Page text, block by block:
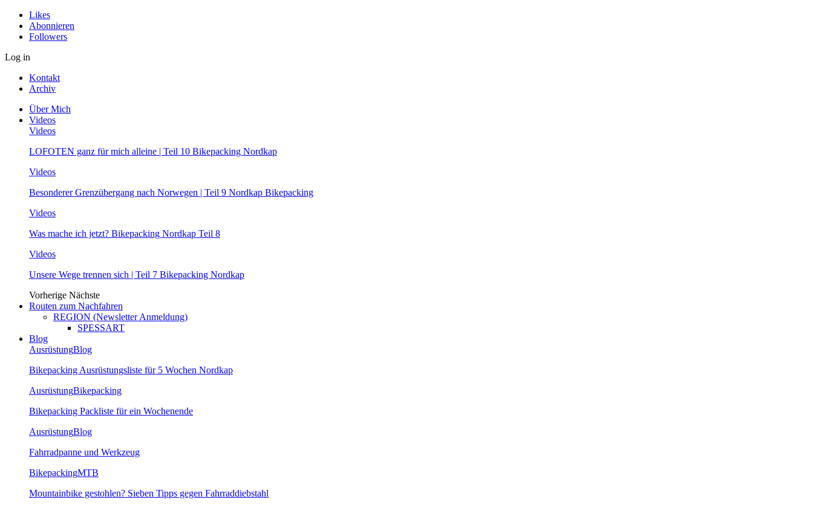
Likes
Abonnieren
Followers
Log in
Kontakt
Archiv
Über Mich
Videos
Videos
LOFOTEN ganz für mich alleine | Teil 10 Bikepacking Nordkap
Videos
Besonderer Grenzübergang nach Norwegen | Teil 9 Nordkap Bikepacking
Videos
Was mache ich jetzt? Bikepacking Nordkap Teil 8
Videos
Unsere Wege trennen sich | Teil 7 Bikepacking Nordkap
Vorherige Nächste
Routen zum Nachfahren
REGION (Newsletter Anmeldung)
SPESSART
Blog
AusrüstungBlog
Bikepacking Ausrüstungsliste für 5 Wochen Nordkap
AusrüstungBikepacking
Bikepacking Packliste für ein Wochenende
AusrüstungBlog
Fahrradpanne und Werkzeug
BikepackingMTB
Mountainbike gestohlen? Sieben Tipps gegen Fahrraddiebstahl